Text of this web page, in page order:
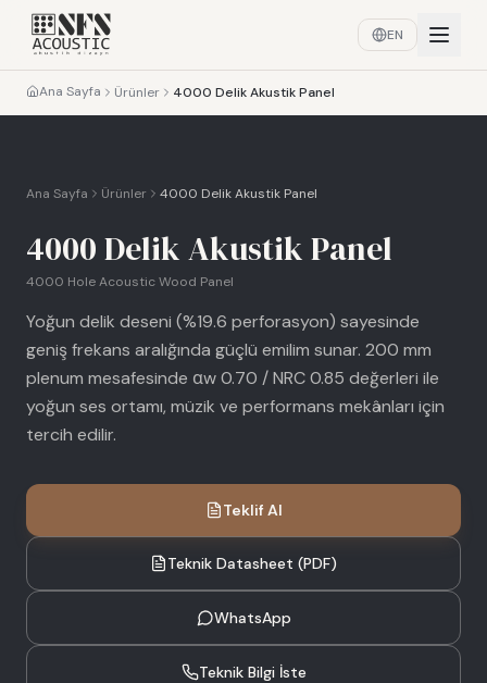
EN
Ana Sayfa Ürünler 4000 Delik Akustik Panel
Ana Sayfa Ürünler 4000 Delik Akustik Panel
4000 Delik Akustik Panel
4000 Hole Acoustic Wood Panel
Yoğun delik deseni (%19.6 perforasyon) sayesinde
geniş frekans aralığında güçlü emilim sunar. 200 mm
plenum mesafesinde αw 0.70 / NRC 0.85 değerleri ile
yoğun ses ortamı, müzik ve performans mekânları için
tercih edilir.
Teklif Al
Teknik Datasheet (PDF)
WhatsApp
Teknik Bilgi İste